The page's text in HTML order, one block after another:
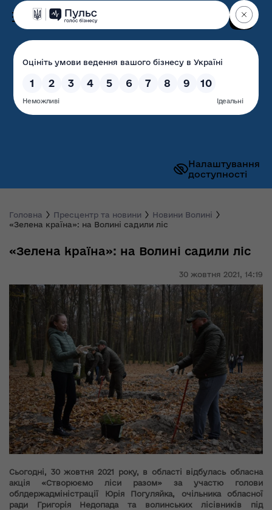
Налаштування
доступності
Волинська обласна
державна адміністрація
Головна Пресцентр та новини
Новини Волині
«Зелена країна»: на Волині садили ліс
30 жовтня 2021, 14:19
«Зелена країна»: на Волині садили ліс
Сьогодні, 30 жовтня 2021 року, в області відбулась обласна
акція «Створюємо ліси разом» за участю голови
облдержадміністрації Юрія Погуляйка, очільника обласної
ради Григорія Недопада та волинських лісівників під